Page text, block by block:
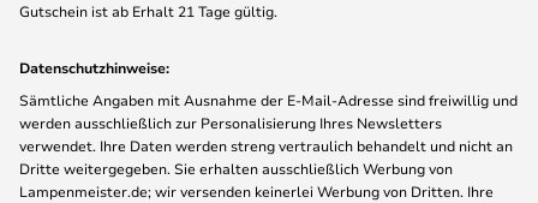
Gutschein ist ab Erhalt 21 Tage gültig.
Datenschutzhinweise:
Sämtliche Angaben mit Ausnahme der E-Mail-Adresse sind freiwillig und
werden ausschließlich zur Personalisierung Ihres Newsletters
verwendet. Ihre Daten werden streng vertraulich behandelt und nicht an
Dritte weitergegeben. Sie erhalten ausschließlich Werbung von
Lampenmeister.de; wir versenden keinerlei Werbung von Dritten. Ihre